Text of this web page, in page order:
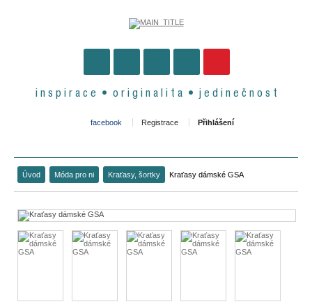
i n s p i r a c e • o r i g i n a l i t a • j e d i n e č n o s t
facebook Registrace Přihlášení
Úvod Móda pro ni Kraťasy, šortky Kraťasy dámské GSA